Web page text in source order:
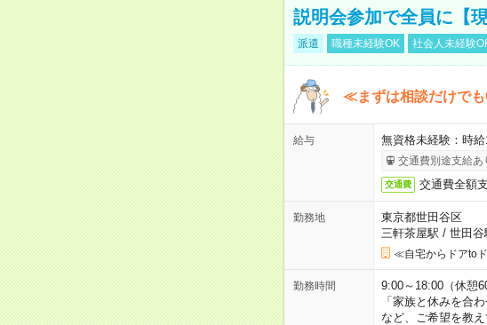
説明会参加で全員に【
派遣 職種未経験OK 社会人未経験
≪まずは相談だけで
給与 無資格未経験：時
交通費別途支給あ
交通費 交通費全額
勤務地
東京都世田谷区
三軒茶屋駅 / 世田谷
≪自宅からドアto
勤務時間
9:00～18:00（休憩
「家族と休みを合
など、ご希望を教